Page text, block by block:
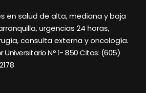
en salud de alta, mediana y baja
urgencias 24 horas,
consulta externa y oncología.
N° 1- 850 Citas: (605)